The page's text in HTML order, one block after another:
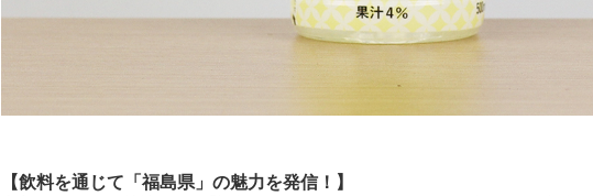
【飲料を通じて「福島県」の魅力を発信！】